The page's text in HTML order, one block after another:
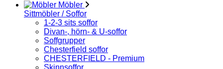
Möbler
Sittmöbler / Soffor
1-2-3 sits soffor
Divan-, hörn- & U-soffor
Soffgrupper
Chesterfield soffor
CHESTERFIELD - Premium
Skinnsoffor